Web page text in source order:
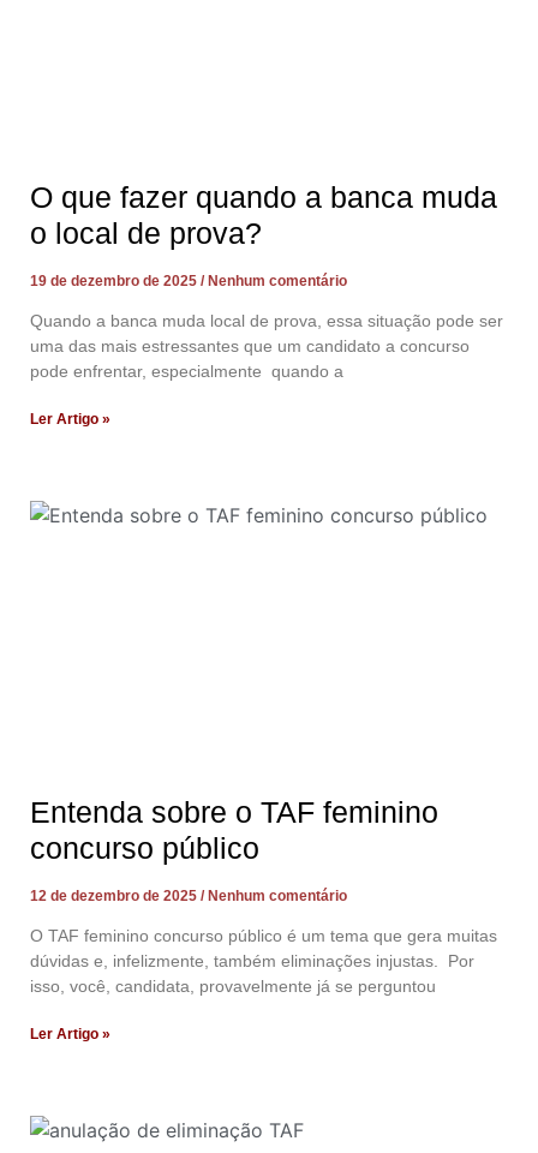
O que fazer quando a banca muda
o local de prova?
19 de dezembro de 2025 Nenhum comentário
Quando a banca muda local de prova, essa situação pode ser
uma das mais estressantes que um candidato a concurso
pode enfrentar, especialmente quando a
Ler Artigo »
Entenda sobre o TAF feminino
concurso público
12 de dezembro de 2025 Nenhum comentário
O TAF feminino concurso público é um tema que gera muitas
dúvidas e, infelizmente, também eliminações injustas. Por
isso, você, candidata, provavelmente já se perguntou
Ler Artigo »